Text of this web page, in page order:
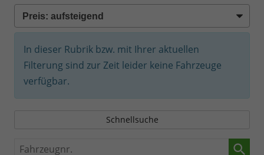
In dieser Rubrik bzw. mit Ihrer aktuellen
Filterung sind zur Zeit leider keine Fahrzeuge
verfügbar.
Schnellsuche
Fahrzeugnr.